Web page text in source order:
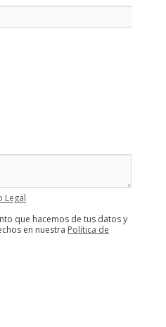
Legal
que hacemos de tus datos y
en nuestra Política de